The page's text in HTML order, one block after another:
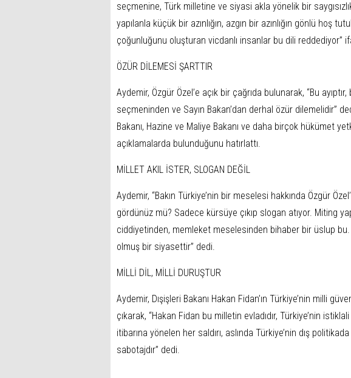
seçmenine, Türk milletine ve siyasi akla yönelik bir saygısızlık
yapılanla küçük bir azınlığın, azgın bir azınlığın gönlü hoş
çoğunluğunu oluşturan vicdanlı insanlar bu dili reddediyor”
ÖZÜR DİLEMESİ ŞARTTIR
Aydemir, Özgür Özel’e açık bir çağrıda bulunarak, “Bu
seçmeninden ve Sayın Bakan’dan derhal özür dilemelidir”
Bakanı, Hazine ve Maliye Bakanı ve daha birçok hükümet
açıklamalarda bulunduğunu hatırlattı.
MİLLET AKIL İSTER, SLOGAN DEĞİL
Aydemir, “Bakın Türkiye’nin bir meselesi hakkında Özgür
gördünüz mü? Sadece kürsüye çıkıp slogan atıyor. Miting
ciddiyetinden, memleket meselesinden bihaber bir üslup
olmuş bir siyasettir” dedi.
MİLLİ DİL, MİLLİ DURUŞTUR
Aydemir, Dışişleri Bakanı Hakan Fidan’ın Türkiye’nin milli
çıkarak, “Hakan Fidan bu milletin evladıdır, Türkiye’nin
itibarına yönelen her saldırı, aslında Türkiye’nin dış
sabotajdır” dedi.